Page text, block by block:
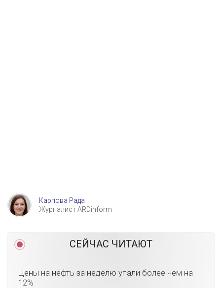
Карпова Рада
Журналист ARDinform
СЕЙЧАС ЧИТАЮТ
Цены на нефть за неделю упали более чем на
12%